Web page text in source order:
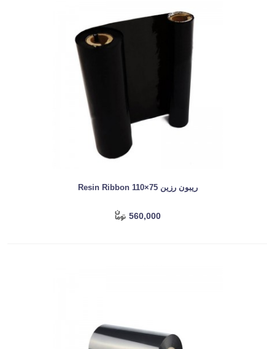
ریبون رزین Resin Ribbon 110×75
560,000